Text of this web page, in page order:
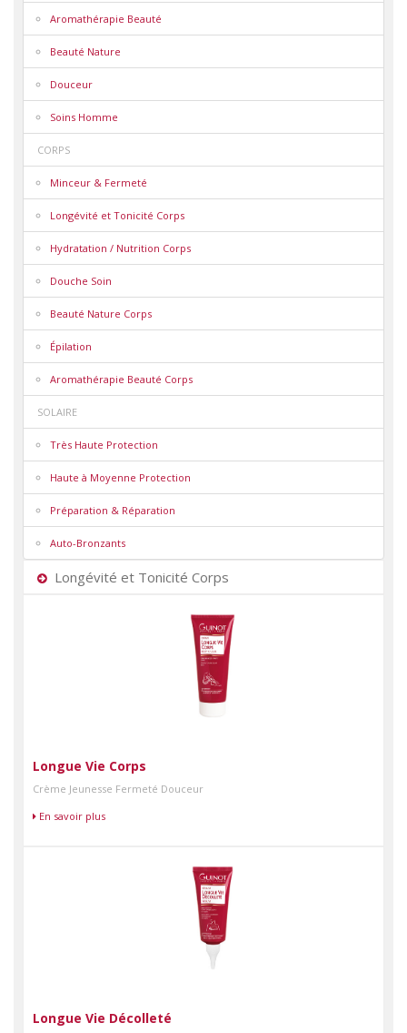
Aromathérapie Beauté
Beauté Nature
Douceur
Soins Homme
CORPS
Minceur & Fermeté
Longévité et Tonicité Corps
Hydratation / Nutrition Corps
Douche Soin
Beauté Nature Corps
Épilation
Aromathérapie Beauté Corps
SOLAIRE
Très Haute Protection
Haute à Moyenne Protection
Préparation & Réparation
Auto-Bronzants
Longévité et Tonicité Corps
Longue Vie Corps
Crème Jeunesse Fermeté Douceur
En savoir plus
Longue Vie Décolleté